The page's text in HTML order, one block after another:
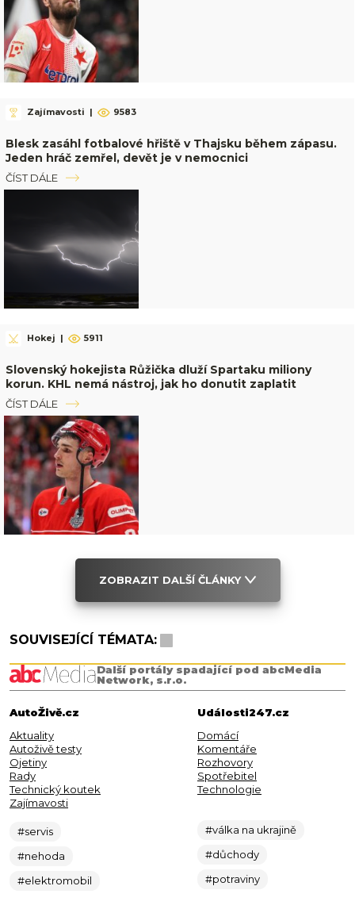
Zajímavosti | 9583
Blesk zasáhl fotbalové hřiště v Thajsku během zápasu.
Jeden hráč zemřel, devět je v nemocnici
ČÍST DÁLE
Hokej | 5911
Slovenský hokejista Růžička dluží Spartaku miliony
korun. KHL nemá nástroj, jak ho donutit zaplatit
ČÍST DÁLE
ZOBRAZIT DALŠÍ ČLÁNKY
SOUVISEJÍCÍ TÉMATA:
Další portály spadající pod abcMedia
Network, s.r.o.
AutoŽivě.cz
Aktuality
Autoživě testy
Ojetiny
Rady
Technický koutek
Zajímavosti
#servis
#nehoda
#elektromobil
Události247.cz
Domácí
Komentáře
Rozhovory
Spotřebitel
Technologie
#válka na ukrajině
#důchody
#potraviny